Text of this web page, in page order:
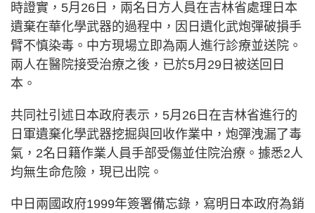
時證實，5月26日，兩名日方人員在吉林省處理日本
遺棄在華化學武器的過程中，因日遺化武炮彈破損手
臂不慎染毒。中方現場立即為兩人進行診療並送院。
兩人在醫院接受治療之後，已於5月29日被送回日
本。
共同社引述日本政府表示，5月26日在吉林省進行的
日軍遺棄化學武器挖掘與回收作業中，炮彈洩漏了毒
氣，2名日籍作業人員手部受傷並住院治療。據悉2人
均無生命危險，現已出院。
中日兩國政府1999年簽署備忘錄，寫明日本政府為銷